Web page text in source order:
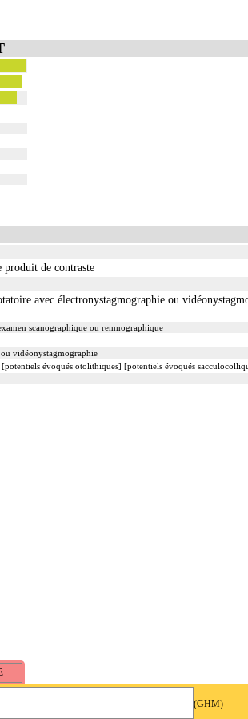
produit de contraste
avec électronystagmographie ou
scanographique ou remnographique
vidéonystagmographie
évoqués otolithiques] [potentiels évoqués
(GHM)